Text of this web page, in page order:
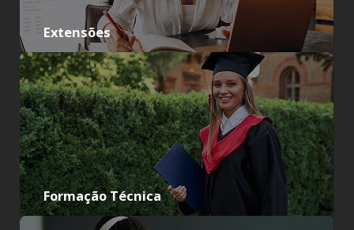
Extensões
Formação Técnica